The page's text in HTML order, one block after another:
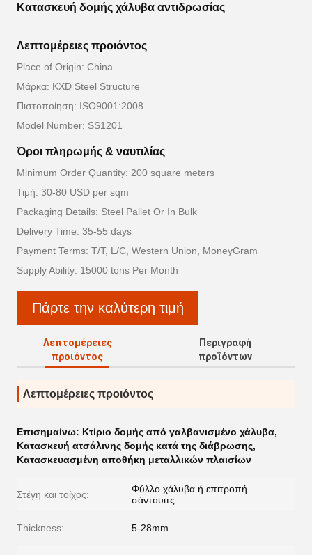
Κατασκευή δομής χάλυβα αντιδρωσίας
Λεπτομέρειες προιόντος
Place of Origin: China
Μάρκα: KXD Steel Structure
Πιστοποίηση: ISO9001:2008
Model Number: SS1201
Όροι πληρωμής & ναυτιλίας
Minimum Order Quantity: 200 square meters
Τιμή: 30-80 USD per sqm
Packaging Details: Steel Pallet Or In Bulk
Delivery Time: 35-55 days
Payment Terms: T/T, L/C, Western Union, MoneyGram
Supply Ability: 15000 tons Per Month
Πάρτε την καλύτερη τιμή
Λεπτομέρειες
προιόντος
Περιγραφή
προϊόντων
Λεπτομέρειες προιόντος
Επισημαίνω: Κτίριο δομής από γαλβανισμένο χάλυβα,
Κατασκευή ατσάλινης δομής κατά της διάβρωσης,
Κατασκευασμένη αποθήκη μεταλλικών πλαισίων
Στέγη και τοίχος:
Φύλλο χάλυβα ή επιτροπή
σάντουιτς
Thickness: 5-28mm